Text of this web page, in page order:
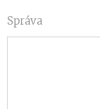
Správa